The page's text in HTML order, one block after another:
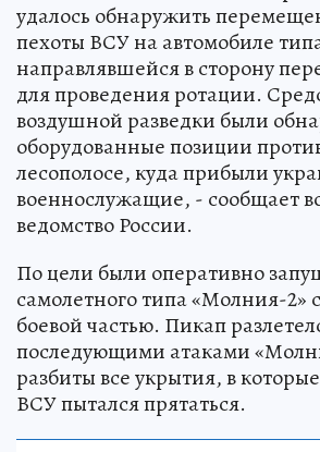
удалось обнаружить
пехоты ВСУ на автомобиле
направлявшейся в сторону
для проведения ротации.
воздушной разведки были
оборудованные позиции
лесополосе, куда прибыли
военнослужащие, - сообщает
ведомство России.
По цели были оперативно
самолетного типа «Молния-2»
боевой частью. Пикап
последующими атаками
разбиты все укрытия, в
ВСУ пытался прятаться.